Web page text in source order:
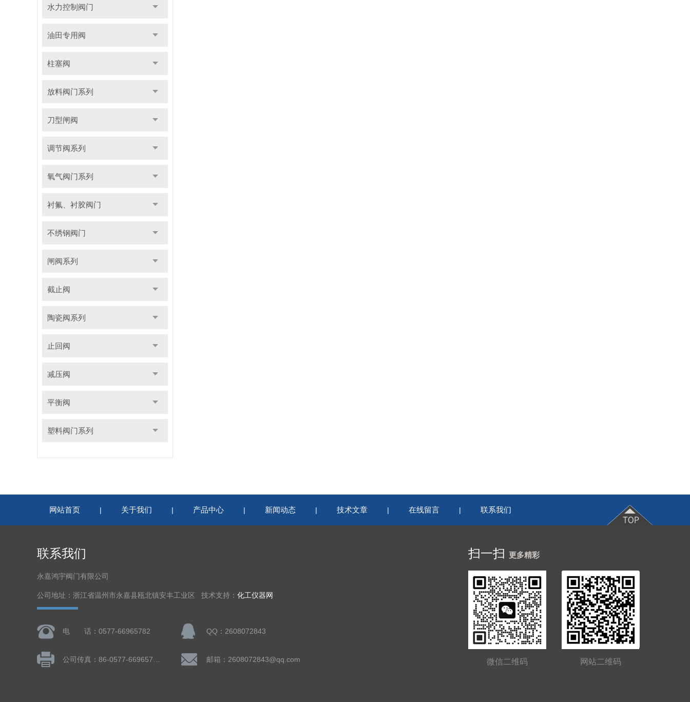
水力控制阀门
油田专用阀
柱塞阀
放料阀门系列
刀型闸阀
调节阀系列
氧气阀门系列
衬氟、衬胶阀门
不绣钢阀门
闸阀系列
截止阀
陶瓷阀系列
止回阀
减压阀
平衡阀
塑料阀门系列
网站首页 | 关于我们 | 产品中心 | 新闻动态 | 技术文章 | 在线留言 | 联系我们
联系我们
永嘉鸿宇阀门有限公司
公司地址：浙江省温州市永嘉县瓯北镇安丰工业区 技术支持： 化工仪器网
电 话：0577-66965782 QQ：2608072843
邮箱：2608072843@qq.com
扫一扫 更多精彩
微信二维码 网站二维码